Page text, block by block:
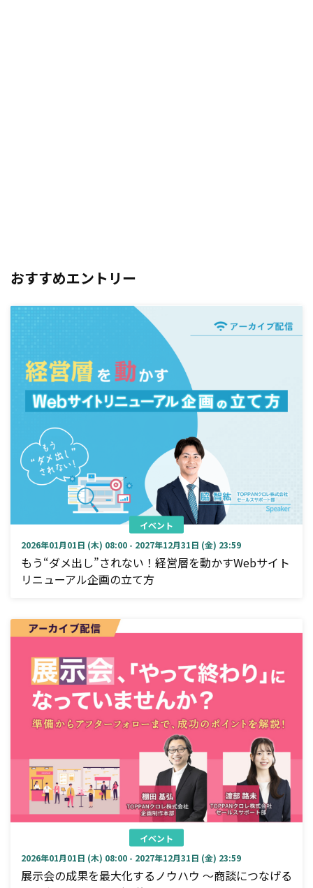
おすすめエントリー
イベント
2026年01月01日 (木) 08:00 - 2027年12月31日 (金) 23:59
もう“ダメ出し”されない！経営層を動かすWebサイト
リニューアル企画の立て方
イベント
2026年01月01日 (木) 08:00 - 2027年12月31日 (金) 23:59
展示会の成果を最大化するノウハウ ～商談につなげる